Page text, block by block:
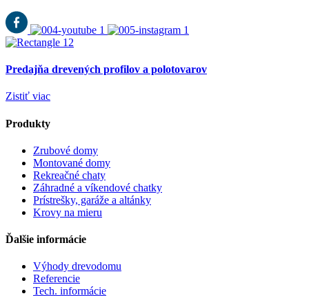
Predajňa drevených profilov a polotovarov
Zistiť viac
Produkty
Zrubové domy
Montované domy
Rekreačné chaty
Záhradné a víkendové chatky
Prístrešky, garáže a altánky
Krovy na mieru
Ďalšie informácie
Výhody drevodomu
Referencie
Tech. informácie